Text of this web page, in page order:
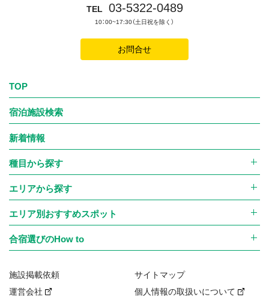
TEL 03-5322-0489
10：00~17:30（土日祝を除く）
お問合せ
TOP
宿泊施設検索
新着情報
種目から探す
エリアから探す
エリア別おすすめスポット
合宿選びのHow to
施設掲載依頼
サイトマップ
運営会社
個人情報の取扱いについて